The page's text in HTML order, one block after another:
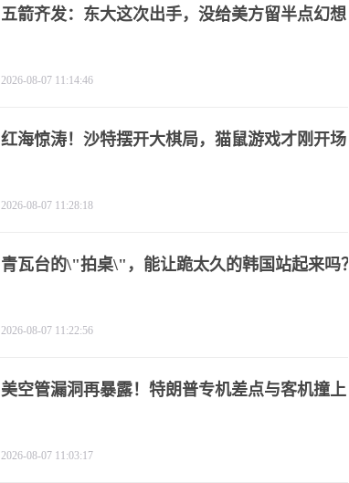
五箭齐发：东大这次出手，没给美方留半点幻想
2026-08-07 11:14:46
红海惊涛！沙特摆开大棋局，猫鼠游戏才刚开场
2026-08-07 11:28:18
青瓦台的\"拍桌\"，能让跪太久的韩国站起来吗？
2026-08-07 11:22:56
美空管漏洞再暴露！特朗普专机差点与客机撞上
2026-08-07 11:03:17